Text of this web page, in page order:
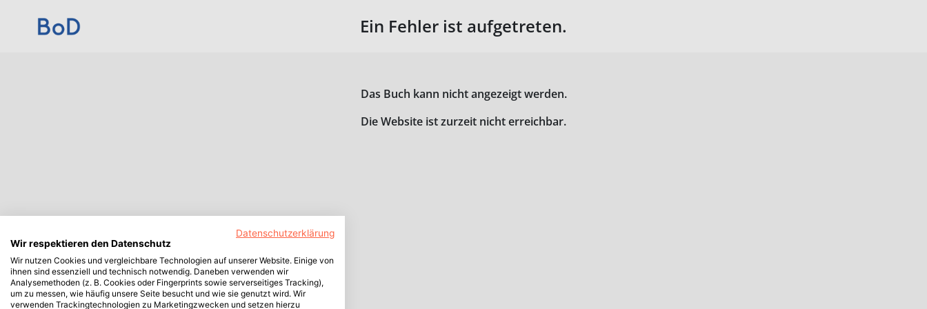
Ein Fehler ist aufgetreten.
Das Buch kann nicht angezeigt werden.
Die Website ist zurzeit nicht erreichbar.
Datenschutzerklärung
Wir respektieren den Datenschutz
Wir nutzen Cookies und vergleichbare Technologien auf unserer Website. Einige von
ihnen sind essenziell und technisch notwendig. Daneben verwenden wir
Analysemethoden (z. B. Cookies oder Fingerprints sowie serverseitiges Tracking),
um zu messen, wie häufig unsere Seite besucht und wie sie genutzt wird. Wir
verwenden Trackingtechnologien zu Marketingzwecken und setzen hierzu